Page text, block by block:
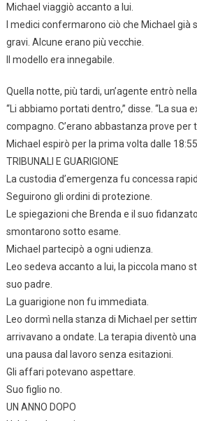
Michael viaggiò accanto a lui.
I medici confermarono ciò che Michael già
gravi. Alcune erano più vecchie.
Il modello era innegabile.
Quella notte, più tardi, un’agente entrò
“Li abbiamo portati dentro,” disse. “La sua
compagno. C’erano abbastanza prove per
Michael espirò per la prima volta dalle 18:55.
TRIBUNALI E GUARIGIONE
La custodia d’emergenza fu concessa
Seguirono gli ordini di protezione.
Le spiegazioni che Brenda e il suo
smontarono sotto esame.
Michael partecipò a ogni udienza.
Leo sedeva accanto a lui, la piccola mano
suo padre.
La guarigione non fu immediata.
Leo dormì nella stanza di Michael per
arrivavano a ondate. La terapia diventò
una pausa dal lavoro senza esitazioni.
Gli affari potevano aspettare.
Suo figlio no.
UN ANNO DOPO